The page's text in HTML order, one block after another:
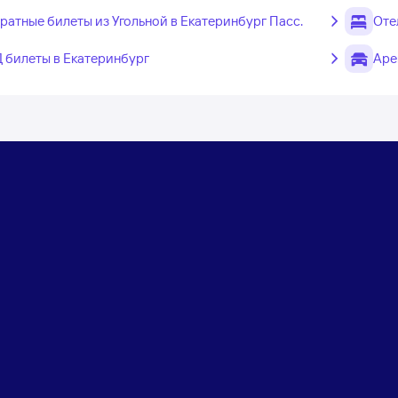
билеты из Угольной в Екатеринбург Пасс.
в Екатеринбург